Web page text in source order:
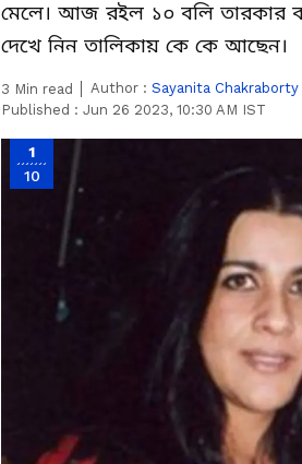
মেলে। আজ রইল ১০ বলি তারকার
দেখে নিন তালিকায় কে কে আছেন।
3 Min read Author : Sayanita Chakraborty
Published : Jun 26 2023, 10:30 AM IST
1
10